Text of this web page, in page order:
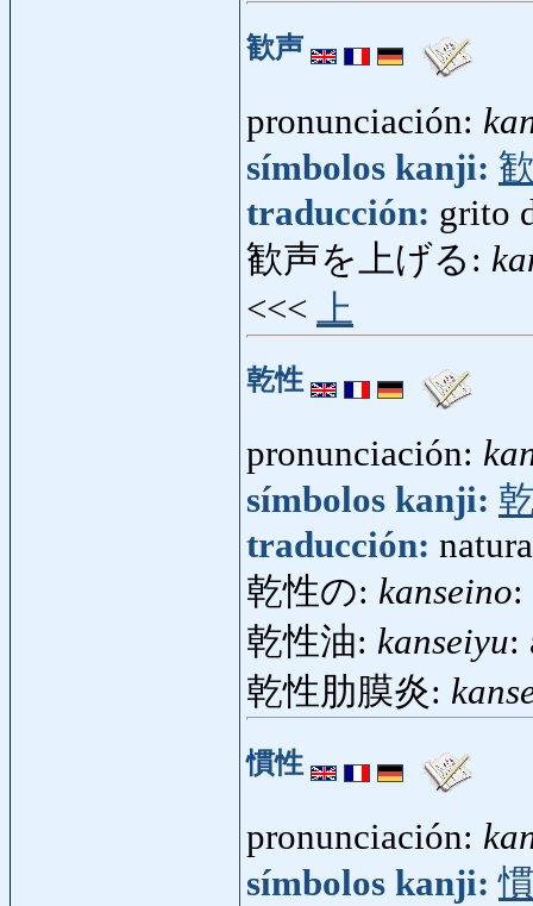
歓声
pronunciación:
símbolos kanji:
traducción: grito
歓声を上げる:
<<<
上
乾性
pronunciación:
símbolos kanji:
traducción:
乾性の: kanseino:
乾性油: kanseiyu:
乾性肋膜炎:
慣性
pronunciación:
símbolos kanji: